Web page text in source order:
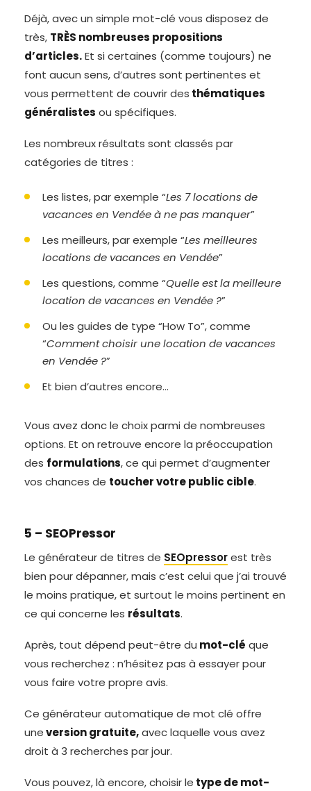
Déjà, avec un simple mot-clé vous disposez de
très, TRÈS nombreuses propositions
d’articles.Et si certaines (comme toujours) ne
font aucun sens, d’autres sont pertinentes et
vous permettent de couvrir des thématiques
généralistes ou spécifiques.
Les nombreux résultats sont classés par
catégories de titres :
Les listes, par exemple “Les 7 locations de
vacances en Vendée à ne pas manquer”
Les meilleurs, par exemple “Les meilleures
locations de vacances en Vendée”
Les questions, comme “Quelle est la meilleure
location de vacances en Vendée ?”
Ou les guides de type “How To”, comme
“Comment choisir une location de vacances
en Vendée ?”
Et bien d’autres encore…
Vous avez donc le choix parmi de nombreuses
options. Et on retrouve encore la préoccupation
des formulations, ce qui permet d’augmenter
vos chances de toucher votre public cible.
5 – SEOPressor
Le générateur de titres de SEOpressorest très
bien pour dépanner, mais c’est celui que j’ai trouvé
le moins pratique, et surtout le moins pertinent en
ce qui concerne les résultats.
Après, tout dépend peut-être du mot-clé que
vous recherchez : n’hésitez pas à essayer pour
vous faire votre propre avis.
Ce générateur automatique de mot clé offre
uneversion gratuite,avec laquelle vous avez
droit à 3 recherches par jour.
Vous pouvez, là encore, choisir le type de mot-